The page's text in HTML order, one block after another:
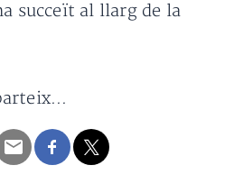
succeït al llarg de la